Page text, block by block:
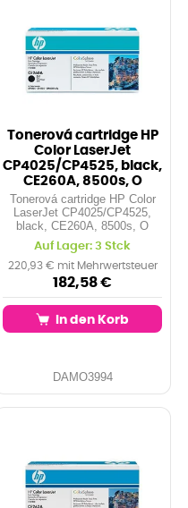
Tonerová cartridge HP
Color LaserJet
CP4025/CP4525, black,
CE260A, 8500s, O
Tonerová cartridge HP Color
LaserJet CP4025/CP4525,
black, CE260A, 8500s, O
Auf Lager: 3 Stck
220,93 € mit Mehrwertsteuer
182,58 €
In den Korb
DAMO3994